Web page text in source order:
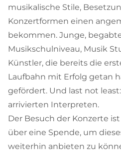
musikalische Stile,
Konzertformen einen
bekommen. Junge,
Musikschulniveau, Musik
Künstler, die bereits die
Laufbahn mit Erfolg getan
gefördert. Und last not
arrivierten Interpreten.
Der Besuch der Konzerte
über eine Spende, um
weiterhin anbieten zu